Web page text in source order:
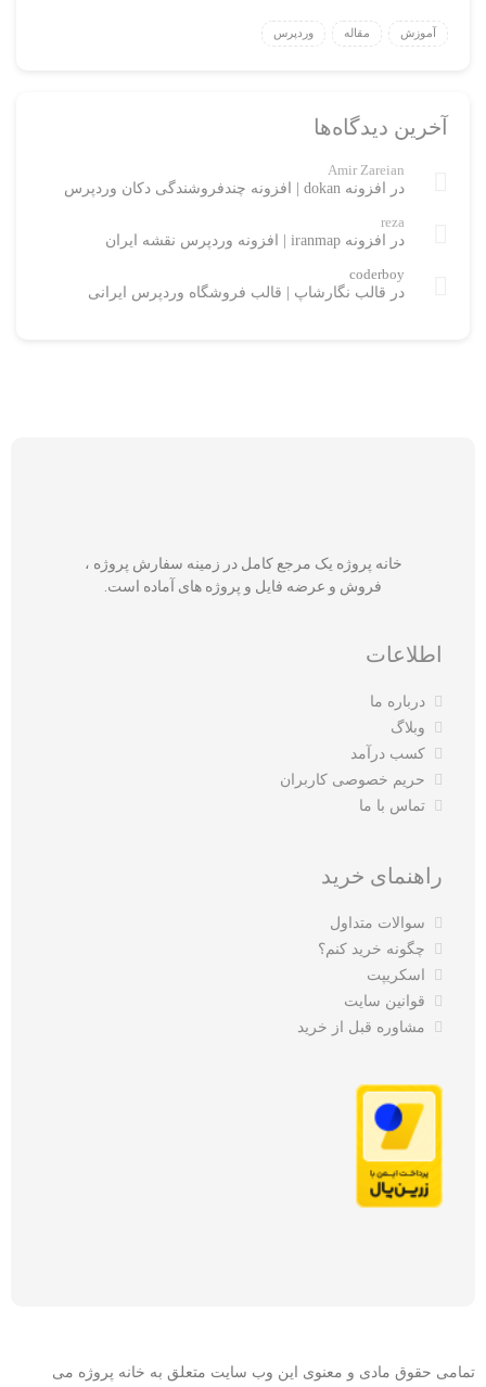
آموزش مقاله وردپرس
آخرین دیدگاه‌ها
Amir Zareian
در
افزونه dokan | افزونه چندفروشندگی دکان وردپرس
reza
در
افزونه iranmap | افزونه وردپرس نقشه ایران
coderboy
در قالب نگارشاپ | قالب فروشگاه وردپرس ایرانی
خانه پروژه یک مرجع کامل در زمینه سفارش پروژه ،
فروش و عرضه فایل و پروژه های آماده است.
اطلاعات
درباره ما
وبلاگ
کسب درآمد
حریم خصوصی کاربران
تماس با ما
راهنمای خرید
سوالات متداول
چگونه خرید کنم؟
اسکریپت
قوانین سایت
مشاوره قبل از خرید
تمامی حقوق مادی و معنوی این وب سایت متعلق به خانه پروژه می